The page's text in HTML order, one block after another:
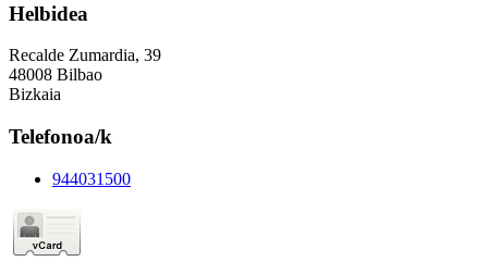
Helbidea
Recalde Zumardia, 39
48008 Bilbao
Bizkaia
Telefonoa/k
944031500